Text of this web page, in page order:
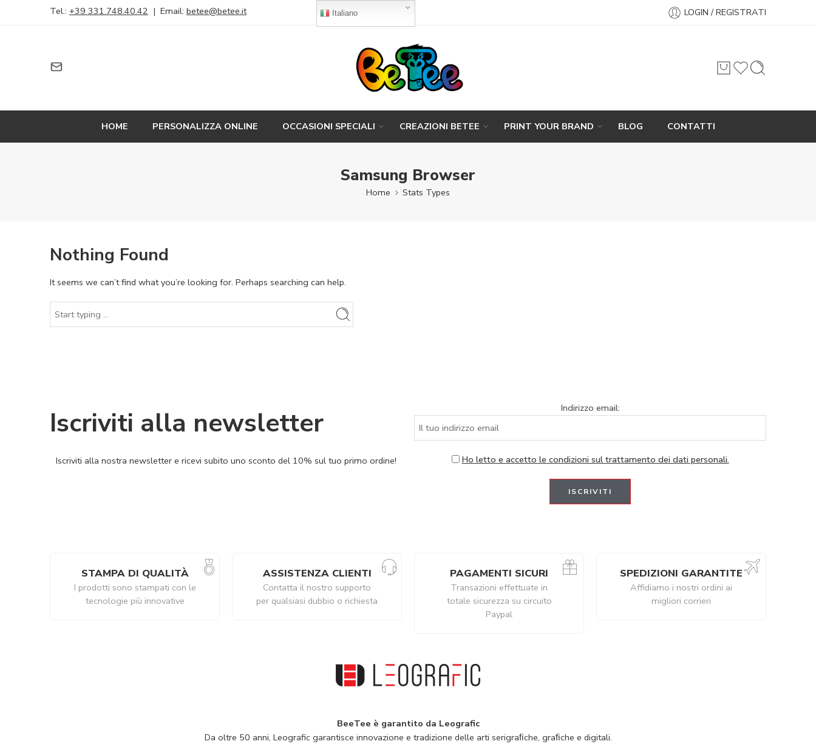
Tel.: +39 331.748.40.42 | Email: betee@betee.it Italiano LOGIN / REGISTRATI
HOME PERSONALIZZA ONLINE OCCASIONI SPECIALI CREAZIONI BETEE PRINT YOUR BRAND BLOG CONTATTI
Samsung Browser
Home Stats Types
Nothing Found
It seems we can’t find what you’re looking for. Perhaps searching can help.
Iscriviti alla newsletter
Iscriviti alla nostra newsletter e ricevi subito uno sconto del 10% sul tuo primo ordine!
Indirizzo email:
Ho letto e accetto le condizioni sul trattamento dei dati personali.
STAMPA DI QUALITÀ
I prodotti sono stampati con le
tecnologie più innovative
ASSISTENZA CLIENTI
Contatta il nostro supporto
per qualsiasi dubbio o richiesta
PAGAMENTI SICURI
Transazioni effettuate in
totale sicurezza su circuito
Paypal
SPEDIZIONI GARANTITE
Affidiamo i nostri ordini ai
migliori corrieri
BeeTee è garantito da Leografic
Da oltre 50 anni, Leografic garantisce innovazione e tradizione delle arti serigraﬁche, graﬁche e digitali.